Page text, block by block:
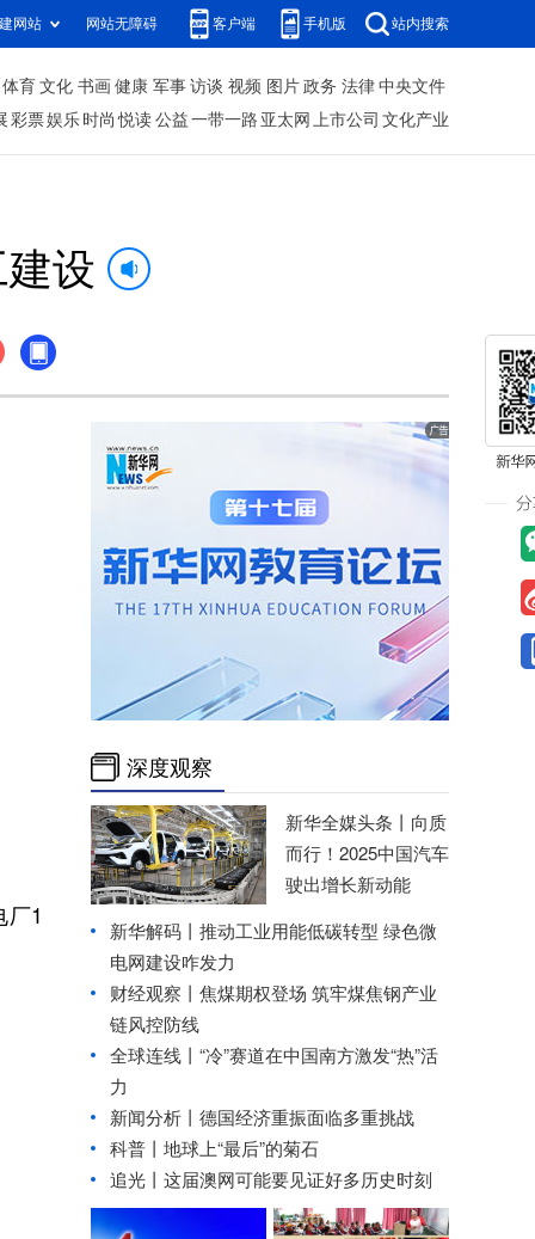
网站 网站无障碍 客户端 手机版 站内搜索
体育 文化 书画 健康 军事 访谈 视频 图片 政务 法律 中央文件
彩票娱乐 时尚 悦读 公益 一带一路 亚太网 上市公司 文化产业
设
1
深度观察
新华全媒头条丨 向质
而行！2025中国汽车
驶出增长新动能
新华解码丨推动工业用能低碳转型 绿色微
电网建设咋发力
财经观察丨 焦煤期权登场 筑牢煤焦钢产业
链风控防线
全球连线丨 “冷”赛道在中国南方激发“热”活
力
新闻分析丨德国经济重振面临多重挑战
科普丨地球上“最后”的菊石
追光丨 这届澳网可能要见证好多历史时刻